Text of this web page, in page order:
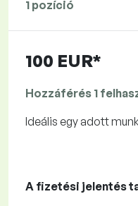
1 pozíció
100 EUR*
Hozzáférés 1
Ideális egy adott
A fizetési jelentés